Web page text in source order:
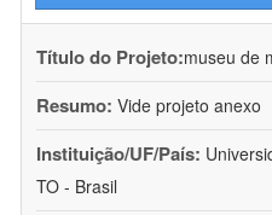
Título do Projeto:museu de
Resumo: Vide projeto anexo
Instituição/UF/País:
TO - Brasil